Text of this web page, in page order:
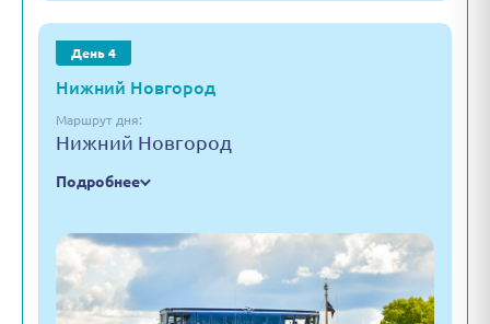
День 4
Нижний Новгород
Маршрут дня:
Нижний Новгород
Подробнее